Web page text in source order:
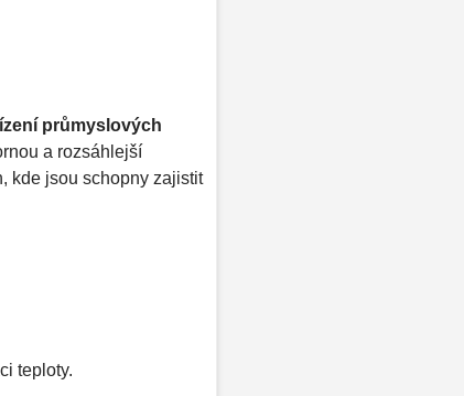
průmyslových
a rozsáhlejší
kde jsou schopny zajistit
teploty.